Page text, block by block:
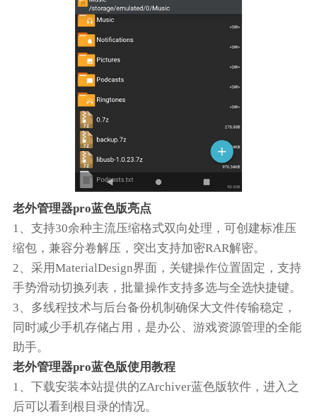
老外管理器pro蓝色版亮点
1、支持30余种主流压缩格式双向处理，可创建标准压
缩包，兼容分卷解压，突出支持加密RAR解密。
2、采用MaterialDesign界面，关键操作位置固定，支持
手势滑动切换列表，批量操作支持多选与全选快捷键。
3、多线程技术与后台备份机制确保大文件传输稳定，
同时减少手机存储占用，是办公、游戏资源管理的全能
助手。
老外管理器pro蓝色版使用教程
1、下载安装本站提供的ZArchiver蓝色版软件，进入之
后可以看到根目录的情况。